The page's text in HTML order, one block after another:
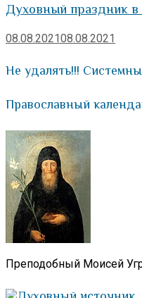
Духовный праздник в
08.08.202108.08.2021
Не удалять!!!
Православный
Преподобный Моисей